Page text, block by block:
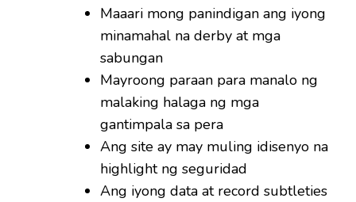
Maaari mong panindigan ang iyong
minamahal na derby at mga
sabungan
Mayroong paraan para manalo ng
malaking halaga ng mga
gantimpala sa pera
Ang site ay may muling idisenyo na
highlight ng seguridad
Ang iyong data at record subtleties